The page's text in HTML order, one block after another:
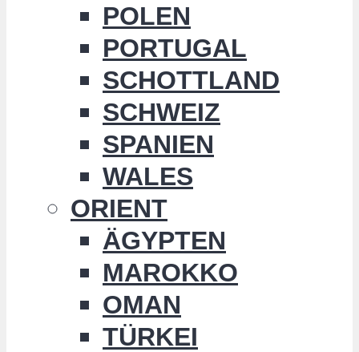
POLEN
PORTUGAL
SCHOTTLAND
SCHWEIZ
SPANIEN
WALES
ORIENT
ÄGYPTEN
MAROKKO
OMAN
TÜRKEI